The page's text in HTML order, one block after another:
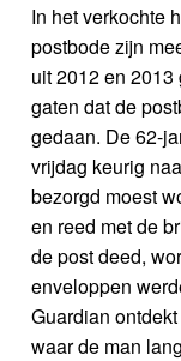
In het verkochte
postbode zijn
uit 2012 en
gaten dat de
gedaan. De 62-
vrijdag keurig
bezorgd moest
en reed met de
de post deed,
enveloppen
Guardian
waar de man